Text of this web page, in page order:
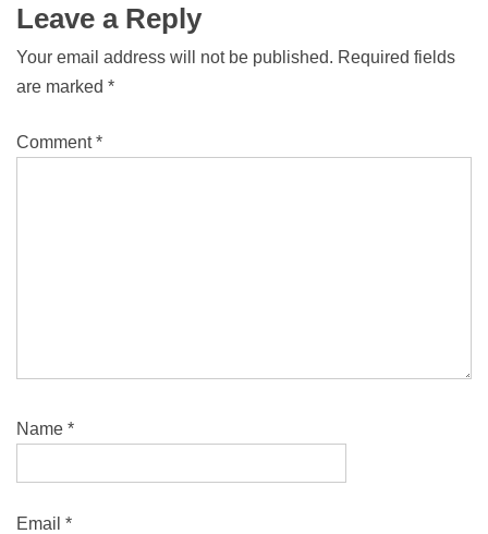
Leave a Reply
Your email address will not be published. Required fields
are marked *
Comment*
Name *
Email *